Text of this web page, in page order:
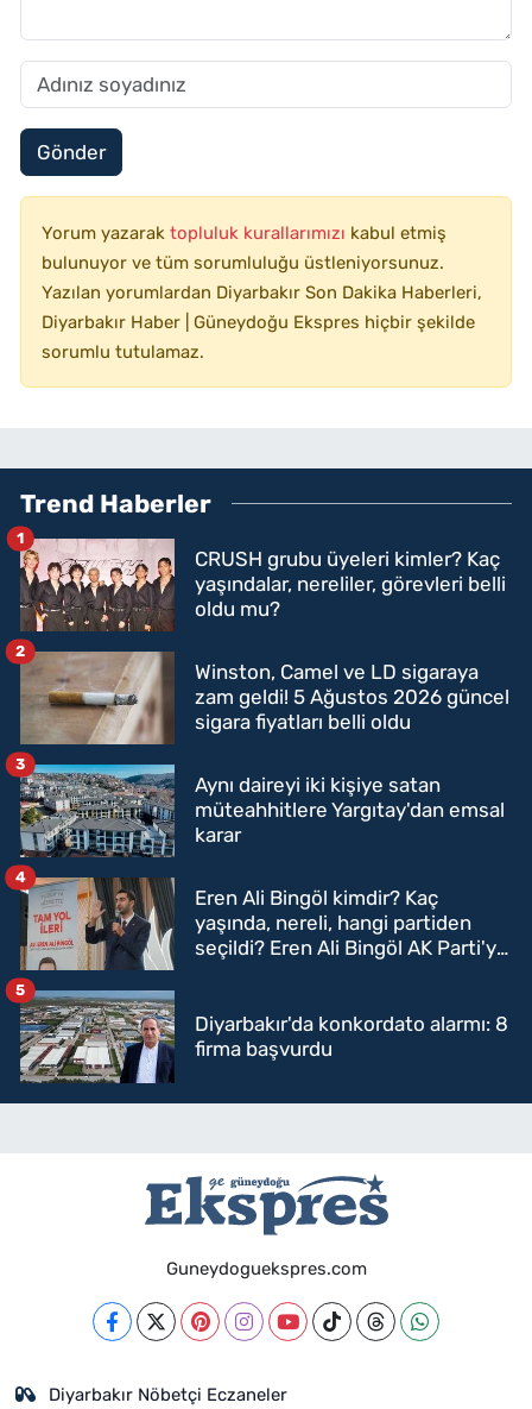
Gönder
Yorum yazarak topluluk kurallarımızı kabul etmiş
bulunuyor ve tüm sorumluluğu üstleniyorsunuz.
Yazılan yorumlardan Diyarbakır Son Dakika Haberleri,
Diyarbakır Haber | Güneydoğu Ekspres hiçbir şekilde
sorumlu tutulamaz.
Trend Haberler
CRUSH grubu üyeleri kimler? Kaç
yaşındalar, nereliler, görevleri belli
oldu mu?
1
Winston, Camel ve LD sigaraya
zam geldi! 5 Ağustos 2026 güncel
sigara fiyatları belli oldu
2
Aynı daireyi iki kişiye satan
müteahhitlere Yargıtay'dan emsal
karar
3
Eren Ali Bingöl kimdir? Kaç
yaşında, nereli, hangi partiden
seçildi? Eren Ali Bingöl AK Parti'ye
4
Diyarbakır'da konkordato alarmı: 8
firma başvurdu
5
Guneydoguekspres.com
Diyarbakır Nöbetçi Eczaneler